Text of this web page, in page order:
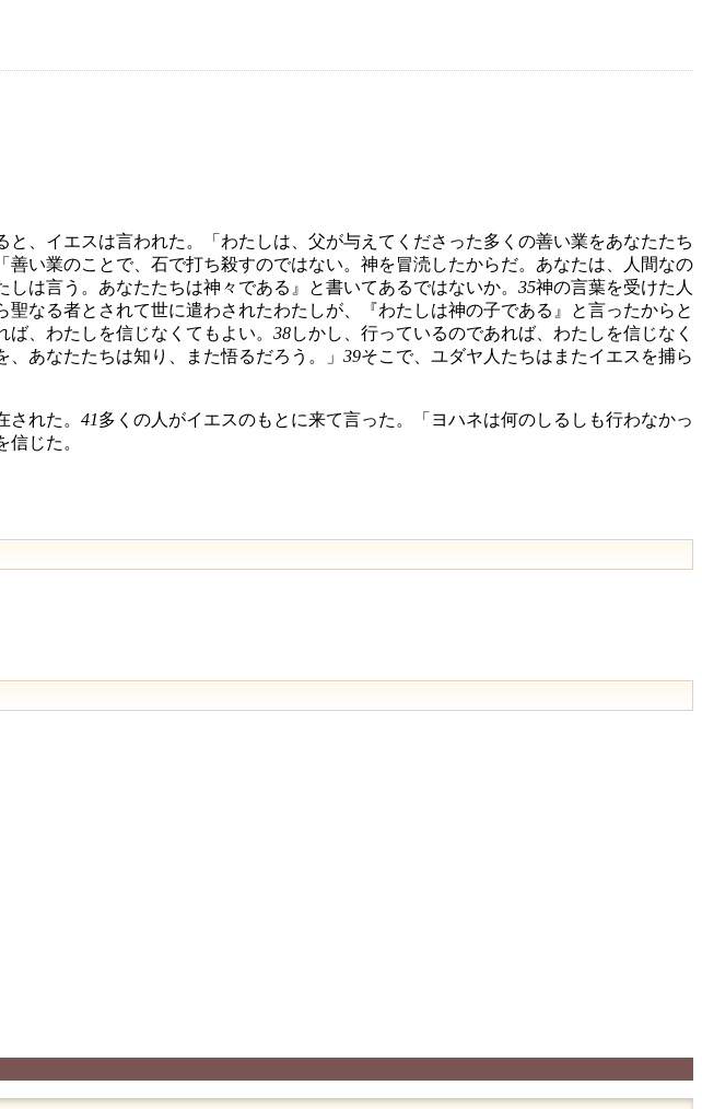
と、イエスは言われた。「わたしは、父が与えてくださった多くの善い業をあなたたち
善い業のことで、石で打ち殺すのではない。神を冒涜したからだ。あなたは、人間なの
は言う。あなたたちは神々である』と書いてあるではないか。 35神の言葉を受けた人
聖なる者とされて世に遣わされたわたしが、『わたしは神の子である』と言ったからと
、わたしを信じなくてもよい。 38しかし、行っているのであれば、わたしを信じなく
あなたたちは知り、また悟るだろう。」 39そこで、ユダヤ人たちはまたイエスを捕ら
れた。 41多くの人がイエスのもとに来て言った。「ヨハネは何のしるしも行わなかっ
じた。